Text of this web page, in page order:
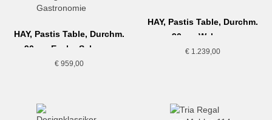
HAY, Pastis Table, Durchm.
90cm, Esche Schwarz
€959,00
HAY, Pastis Table, Durchm.
90cm, Walnuss
€ 1.239,00